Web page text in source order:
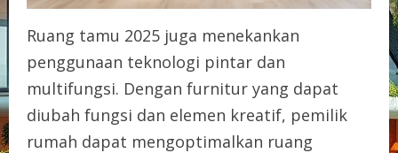
Ruang tamu 2025 juga menekankan
penggunaan teknologi pintar dan
multifungsi. Dengan furnitur yang dapat
diubah fungsi dan elemen kreatif, pemilik
rumah dapat mengoptimalkan ruang